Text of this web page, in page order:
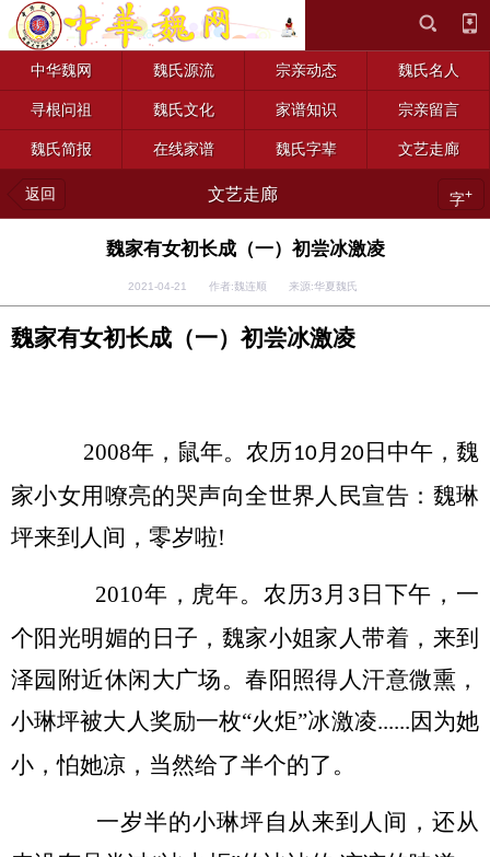
中华魏网 魏氏源流 宗亲动态 魏氏名人
寻根问祖 魏氏文化 家谱知识 宗亲留言
魏氏简报 在线家谱 魏氏字辈 文艺走廊
返回 文艺走廊 字+
魏家有女初长成（一）初尝冰激凌
2021-04-21 作者:魏连顺 来源:华夏魏氏
魏家有女初长成（一）初尝冰激凌
2008年，鼠年。农历10月 20 日中午，魏
家小女用嘹亮的哭声向全世界人民宣告：魏琳
坪来到人间，零岁啦!
2010年，虎年。农历3 月 3 日下午，一
个阳光明媚的日子，魏家小姐家人带着，来到
泽园附近休闲大广场。春阳照得人汗意微熏，
小琳坪被大人奖励一枚“火炬”冰激凌......因为她
小，怕她凉，当然给了半个的了。
一岁半的小琳坪自从来到人间，还从